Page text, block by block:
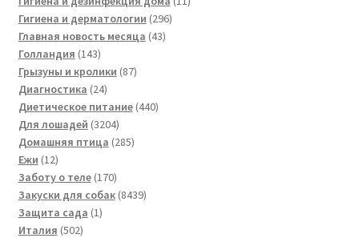
Гигиена и дерматологии 296296
Главная новость месяца 4343
Голландия 143143
товара
Грызуны и кролики 8787
Диагностика 2424
товара
Диетическое питание 440440
Для лошадей 32043204
товара
Домашняя птица 285285
Ежи 1212
товаров
Заботу о теле 170170
товаров
Закуски для собак 84398439
Защита сада 11
Италия 502502